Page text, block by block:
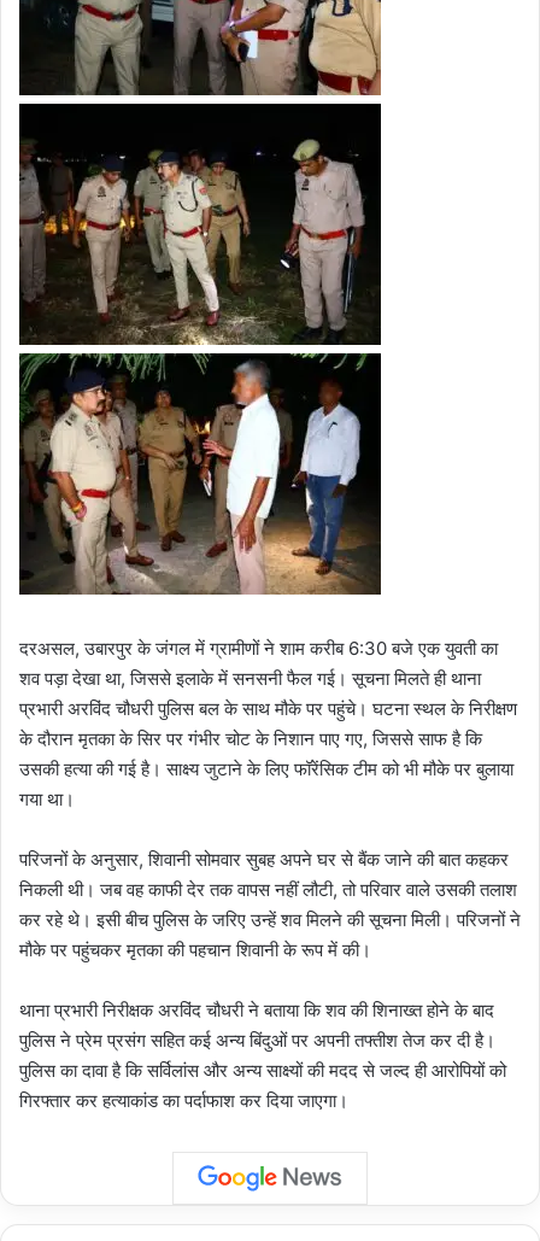
दरअसल, उबारपुर के जंगल में ग्रामीणों ने शाम करीब 6:30 बजे एक युवती का
शव पड़ा देखा था, जिससे इलाके में सनसनी फैल गई। सूचना मिलते ही थाना
प्रभारी अरविंद चौधरी पुलिस बल के साथ मौके पर पहुंचे। घटना स्थल के निरीक्षण
के दौरान मृतका के सिर पर गंभीर चोट के निशान पाए गए, जिससे साफ है कि
उसकी हत्या की गई है। साक्ष्य जुटाने के लिए फॉरेंसिक टीम को भी मौके पर बुलाया
गया था।
परिजनों के अनुसार, शिवानी सोमवार सुबह अपने घर से बैंक जाने की बात कहकर
निकली थी। जब वह काफी देर तक वापस नहीं लौटी, तो परिवार वाले उसकी तलाश
कर रहे थे। इसी बीच पुलिस के जरिए उन्हें शव मिलने की सूचना मिली। परिजनों ने
मौके पर पहुंचकर मृतका की पहचान शिवानी के रूप में की।
थाना प्रभारी निरीक्षक अरविंद चौधरी ने बताया कि शव की शिनाख्त होने के बाद
पुलिस ने प्रेम प्रसंग सहित कई अन्य बिंदुओं पर अपनी तफ्तीश तेज कर दी है।
पुलिस का दावा है कि सर्विलांस और अन्य साक्ष्यों की मदद से जल्द ही आरोपियों को
गिरफ्तार कर हत्याकांड का पर्दाफाश कर दिया जाएगा।